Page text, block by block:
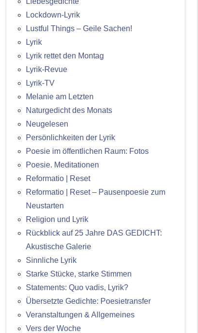
Lockdown-Lyrik
Lustful Things – Geile Sachen!
Lyrik
Lyrik rettet den Montag
Lyrik-Revue
Lyrik-TV
Melanie am Letzten
Naturgedicht des Monats
Neugelesen
Persönlichkeiten der Lyrik
Poesie im öffentlichen Raum: Fotos
Poesie. Meditationen
Reformatio | Reset
Reformatio | Reset – Pausenpoesie zum
Neustarten
Religion und Lyrik
Rückblick auf 25 Jahre DAS GEDICHT:
Akustische Galerie
Sinnliche Lyrik
Starke Stücke, starke Stimmen
Statements: Quo vadis, Lyrik?
Übersetzte Gedichte: Poesietransfer
Veranstaltungen & Allgemeines
Vers der Woche